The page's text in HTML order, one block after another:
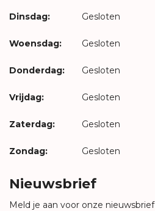
Dinsdag: Gesloten
Woensdag: Gesloten
Donderdag: Gesloten
Vrijdag: Gesloten
Zaterdag: Gesloten
Zondag: Gesloten
Nieuwsbrief
Meld je aan voor onze nieuwsbrief